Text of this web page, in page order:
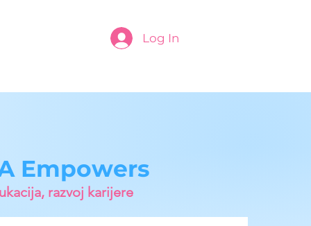
Log In
Empowers
razvoj karijere